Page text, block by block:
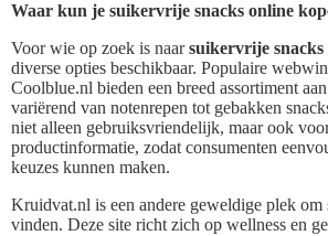
Waar kun je suikervrije snacks online
Voor wie op zoek is naarsuikervrije snacks
diverse opties beschikbaar. Populaire
Coolblue.nl bieden een breed assortiment
variërend van notenrepen tot gebakken
niet alleen gebruiksvriendelijk, maar ook
productinformatie, zodat consumenten
keuzes kunnen maken.
Kruidvat.nl is een andere geweldige plek om
vinden. Deze site richt zich op wellness en